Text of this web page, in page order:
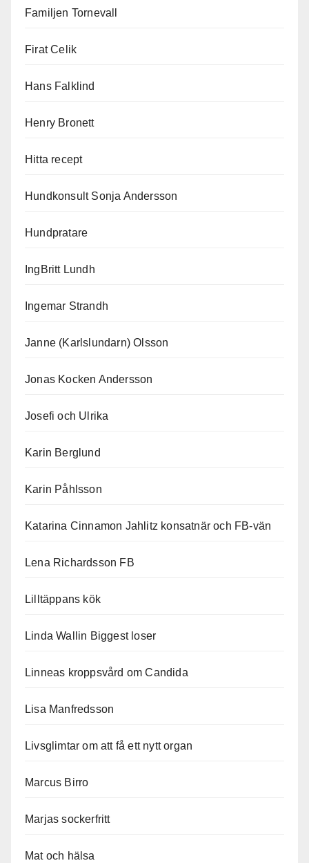
Familjen Tornevall
Firat Celik
Hans Falklind
Henry Bronett
Hitta recept
Hundkonsult Sonja Andersson
Hundpratare
IngBritt Lundh
Ingemar Strandh
Janne (Karlslundarn) Olsson
Jonas Kocken Andersson
Josefi och Ulrika
Karin Berglund
Karin Påhlsson
Katarina Cinnamon Jahlitz konsatnär och FB-vän
Lena Richardsson FB
Lilltäppans kök
Linda Wallin Biggest loser
Linneas kroppsvård om Candida
Lisa Manfredsson
Livsglimtar om att få ett nytt organ
Marcus Birro
Marjas sockerfritt
Mat och hälsa